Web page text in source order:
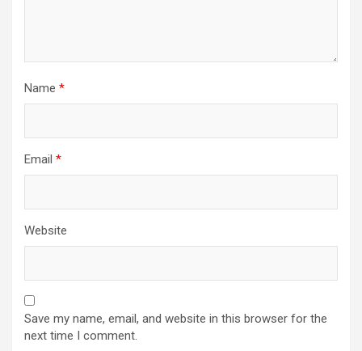
Name *
Email *
Website
Save my name, email, and website in this browser for the
next time I comment.